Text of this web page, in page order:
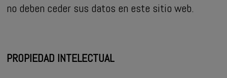
no deben ceder sus datos en este sitio web.
PROPIEDAD INTELECTUAL